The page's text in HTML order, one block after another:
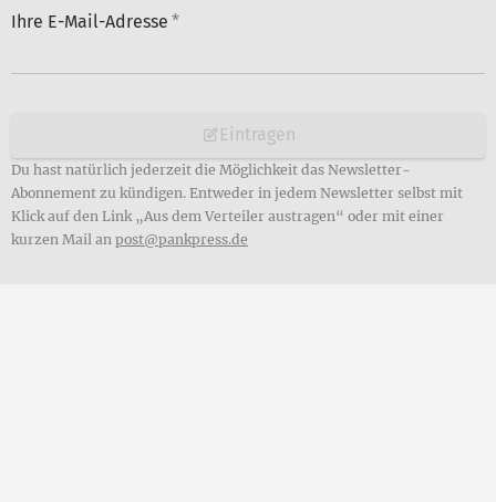
Ihre E-Mail-Adresse *
Eintragen
Du hast natürlich jederzeit die Möglichkeit das Newsletter-
Abonnement zu kündigen. Entweder in jedem Newsletter selbst mit
Klick auf den Link „Aus dem Verteiler austragen“ oder mit einer
kurzen Mail an post@pankpress.de